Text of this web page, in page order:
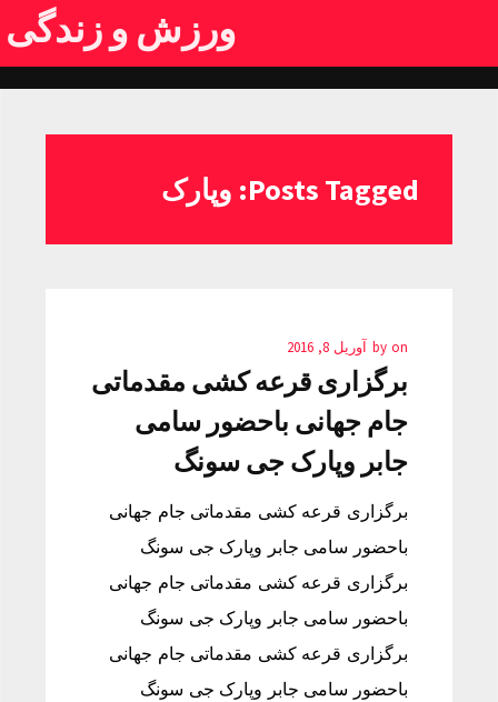
ورزش و زندگی
Posts Tagged: وپارک
by on آوریل 8, 2016
برگزاری قرعه کشی مقدماتی
جام جهانی باحضور سامی
جابر وپارک جی سونگ
برگزاری قرعه کشی مقدماتی جام جهانی
باحضور سامی جابر وپارک جی سونگ
برگزاری قرعه کشی مقدماتی جام جهانی
باحضور سامی جابر وپارک جی سونگ
برگزاری قرعه کشی مقدماتی جام جهانی
باحضور سامی جابر وپارک جی سونگ